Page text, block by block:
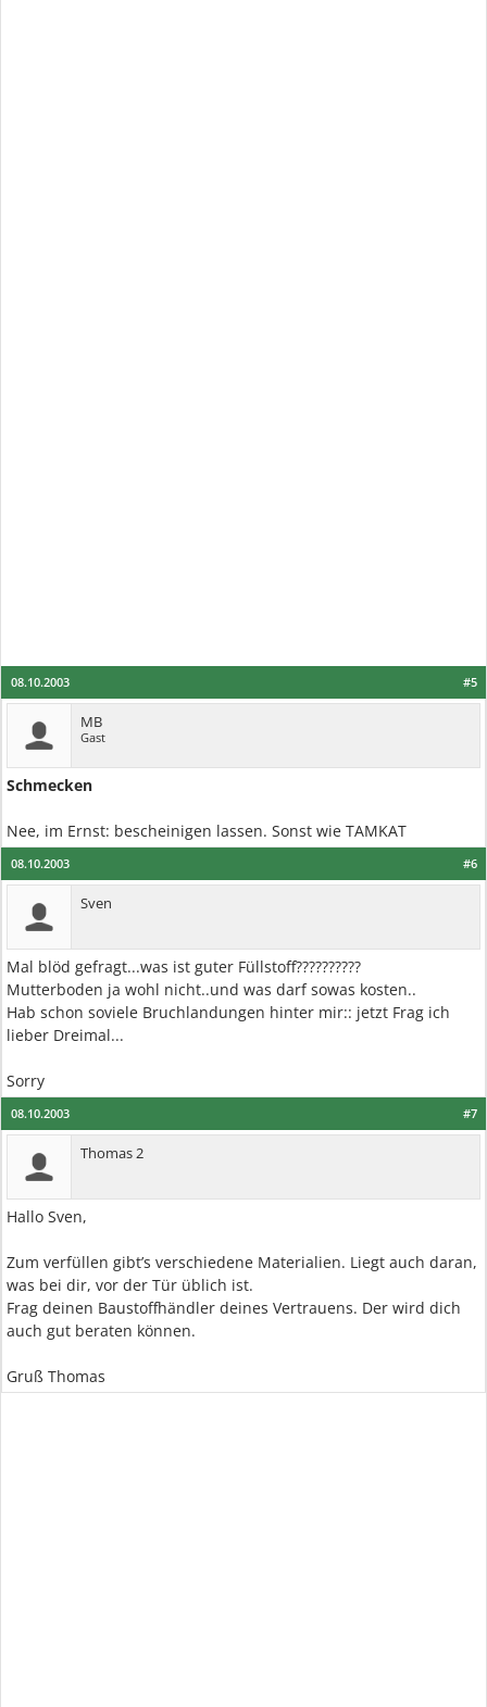
#5
08.10.2003
MB
Gast
Schmecken
Nee, im Ernst: bescheinigen lassen. Sonst wie TAMKAT
#6
08.10.2003
Sven
Mal blöd gefragt...was ist guter Füllstoff??????????
Mutterboden ja wohl nicht..und was darf sowas kosten..
Hab schon soviele Bruchlandungen hinter mir:: jetzt Frag ich
lieber Dreimal...
Sorry
#7
08.10.2003
Thomas 2
Hallo Sven,
Zum verfüllen gibt’s verschiedene Materialien. Liegt auch daran,
was bei dir, vor der Tür üblich ist.
Frag deinen Baustoffhändler deines Vertrauens. Der wird dich
auch gut beraten können.
Gruß Thomas